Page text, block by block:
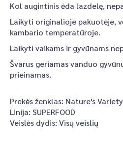
Kol augintinis ėda lazdelę,
Laikyti originalioje pakuotėje,
kambario temperatūroje.
Laikyti vaikams ir gyvūnams
Švarus geriamas vanduo
prieinamas.
Prekės ženklas: Nature's Variety
Linija: SUPERFOOD
Veislės dydis: Visų veislių